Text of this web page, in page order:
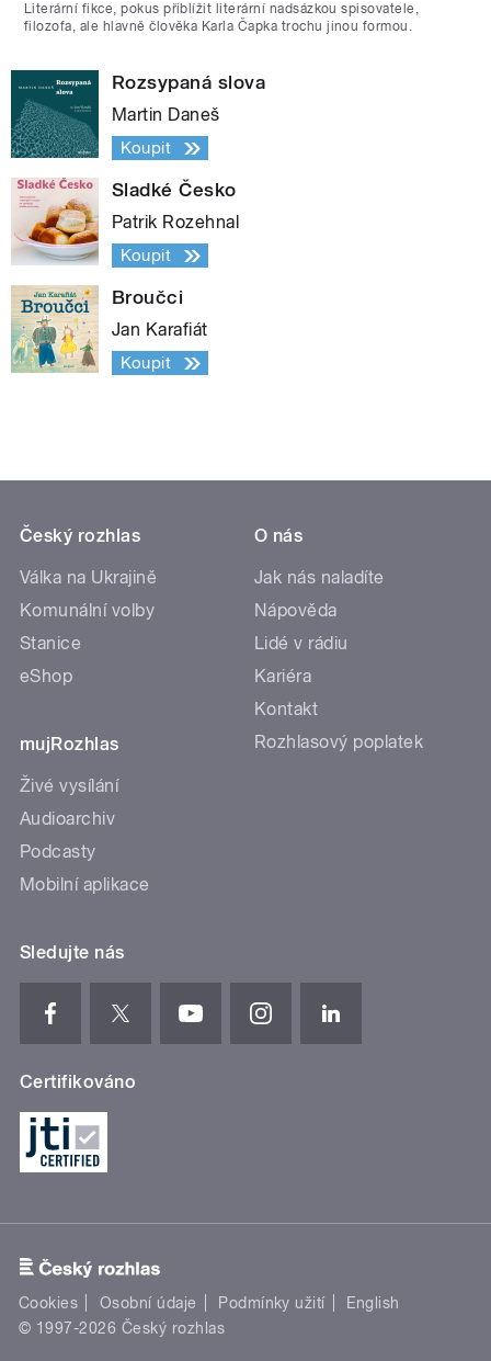
Literární fikce, pokus přiblížit literární nadsázkou spisovatele,
filozofa, ale hlavně člověka Karla Čapka trochu jinou formou.
Rozsypaná slova
Martin Daneš
Koupit
Sladké Česko
Patrik Rozehnal
Koupit
Broučci
Jan Karafiát
Koupit
Český rozhlas
Válka na Ukrajině
Komunální volby
Stanice
eShop
mujRozhlas
Živé vysílání
Audioarchiv
Podcasty
Mobilní aplikace
O nás
Jak nás naladíte
Nápověda
Lidé v rádiu
Kariéra
Kontakt
Rozhlasový poplatek
Sledujte nás
Certifikováno
Cookies Osobní údaje Podmínky užití
English
© 1997-2026 Český rozhlas